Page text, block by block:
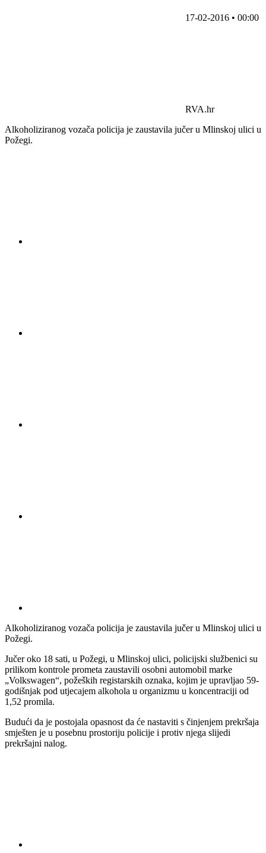
17-02-2016 • 00:00
RVA.hr
Alkoholiziranog vozača policija je zaustavila jučer u Mlinskoj ulici u
Požegi.
Alkoholiziranog vozača policija je zaustavila jučer u Mlinskoj ulici u
Požegi.
Jučer oko 18 sati, u Požegi, u Mlinskoj ulici, policijski službenici su
prilikom kontrole prometa zaustavili osobni automobil marke
„Volkswagen“, požeških registarskih oznaka, kojim je upravljao 59-
godišnjak pod utjecajem alkohola u organizmu u koncentraciji od
1,52 promila.
Budući da je postojala opasnost da će nastaviti s činjenjem prekršaja
smješten je u posebnu prostoriju policije i protiv njega slijedi
prekršajni nalog.